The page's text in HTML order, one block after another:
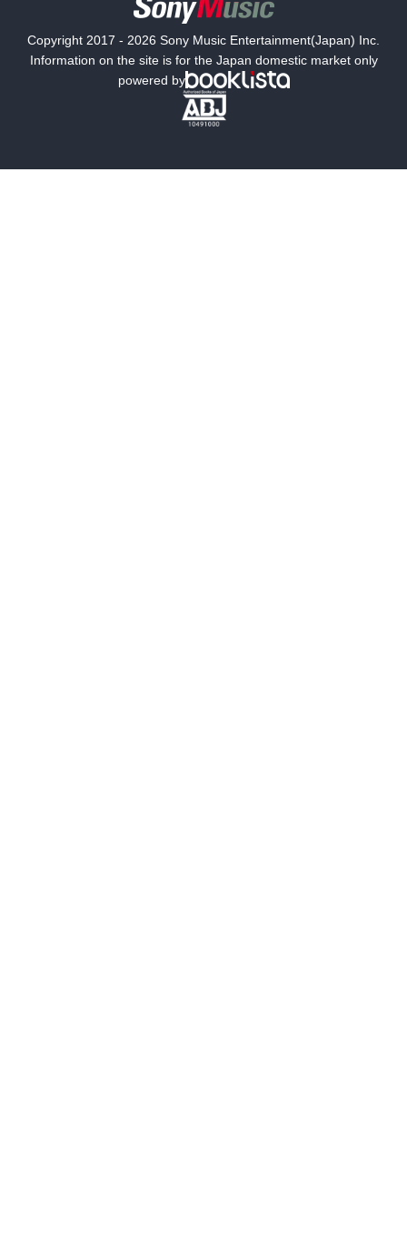
海外小説
ミステリー SF
文学
Copyright 2017 - 2026 Sony Music Entertainment(Japan) Inc.
Information on the site is for the Japan domestic market only
powered by